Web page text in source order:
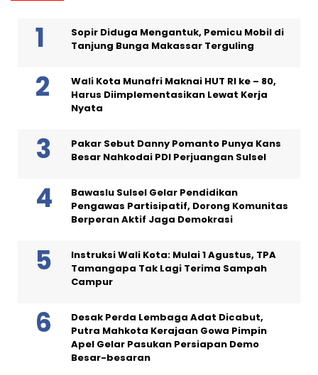
Sopir Diduga Mengantuk, Pemicu Mobil di
Tanjung Bunga Makassar Terguling
Wali Kota Munafri Maknai HUT RI ke – 80,
Harus Diimplementasikan Lewat Kerja
Nyata
Pakar Sebut Danny Pomanto Punya Kans
Besar Nahkodai PDI Perjuangan Sulsel
Bawaslu Sulsel Gelar Pendidikan
Pengawas Partisipatif, Dorong Komunitas
Berperan Aktif Jaga Demokrasi
Instruksi Wali Kota: Mulai 1 Agustus, TPA
Tamangapa Tak Lagi Terima Sampah
Campur
Desak Perda Lembaga Adat Dicabut,
Putra Mahkota Kerajaan Gowa Pimpin
Apel Gelar Pasukan Persiapan Demo
Besar-besaran